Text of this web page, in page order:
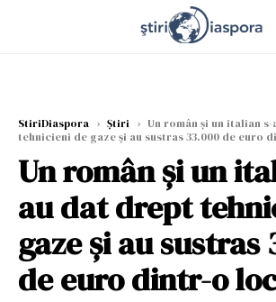
StiriDiaspora › Știri › Un român și un italian
tehnicieni de gaze și au sustras 33.000 de euro
Un român și un
au dat drept
gaze și au sustras
de euro dintr-o